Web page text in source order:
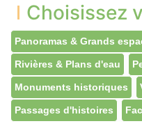
Choisissez
Panoramas & Grands
Rivières & Plans d'eau
Monuments historiques
Passages d'histoires